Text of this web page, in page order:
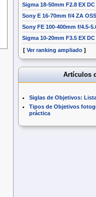
Sigma 18-50mm F2.8 EX
Sony E 16-70mm f/4 ZA
Sony FE 100-400mm f/4.5-
Sigma 10-20mm F3.5 EX DC
[ Ver ranking ampliado ]
Artículos
Siglas de Objetivos:
Tipos de Objetivos
práctica